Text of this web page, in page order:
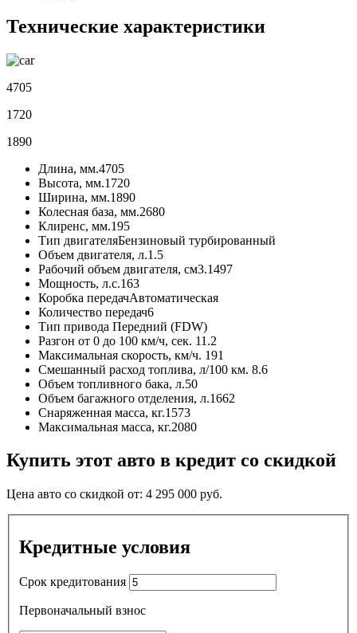
Технические характеристики
4705
1720
1890
Длина, мм.4705
Высота, мм.1720
Ширина, мм.1890
Колесная база, мм.2680
Клиренс, мм.195
Тип двигателяБензиновый турбированный
Объем двигателя, л.1.5
Рабочий объем двигателя, см3.1497
Мощность, л.с.163
Коробка передачАвтоматическая
Количество передач6
Тип привода Передний (FDW)
Разгон от 0 до 100 км/ч, сек. 11.2
Максимальная скорость, км/ч. 191
Смешанный расход топлива, л/100 км. 8.6
Объем топливного бака, л.50
Объем багажного отделения, л.1662
Снаряженная масса, кг.1573
Максимальная масса, кг.2080
Купить этот авто в кредит со скидкой
Цена авто со скидкой от: 4 295 000 руб.
Кредитные условия
Срок кредитования
Первоначальный взнос